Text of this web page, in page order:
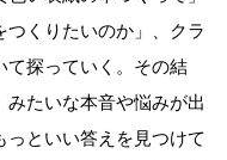
くりたいのか」、クラ
て探っていく。その結
たいな本音や悩みが出
といい答えを見つけて